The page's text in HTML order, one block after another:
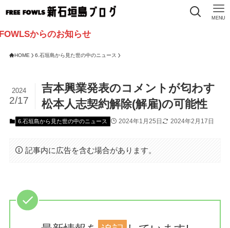
MENU
らのお知らせ
HOME 6.石垣島から見た世の中のニュース
吉本興業発表のコメントが匂わす
松本人志契約解除(解雇)の可能性
2024
2/17
6.石垣島から見た世の中のニュース 2024年1月25日 2024年2月17日
記事内に広告を含む場合があります。